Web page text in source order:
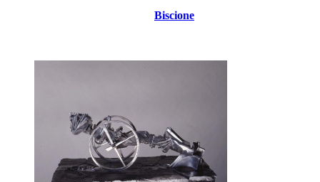
Biscione